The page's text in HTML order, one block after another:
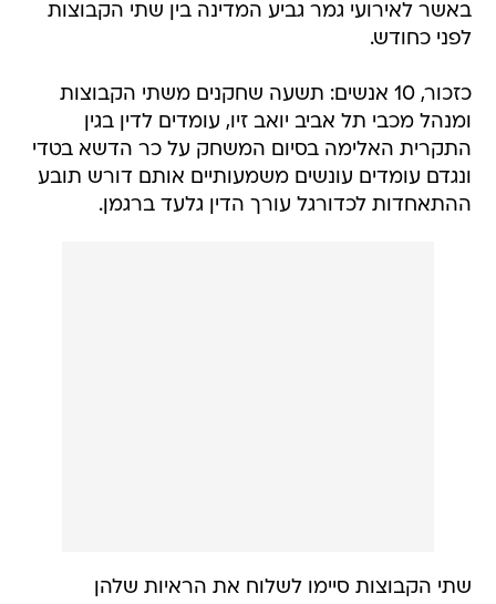
באשר לאירועי גמר גביע המדינה בין שתי הקבוצות
לפני כחודש.
כזכור, 10 אנשים: תשעה שחקנים משתי הקבוצות
ומנהל מכבי תל אביב יואב זיו, עומדים לדין בגין
התקרית האלימה בסיום המשחק על כר הדשא בטדי
ונגדם עומדים עונשים משמעותיים אותם דורש תובע
ההתאחדות לכדורגל עורך הדין גלעד ברגמן.
שתי הקבוצות סיימו לשלוח את הראיות שלהן